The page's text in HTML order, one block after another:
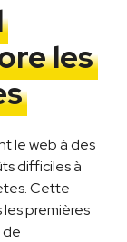
les
le web à des
difficiles à
Cette
premières
de